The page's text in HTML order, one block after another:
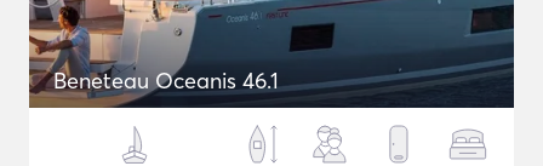
Beneteau Oceanis 46.1